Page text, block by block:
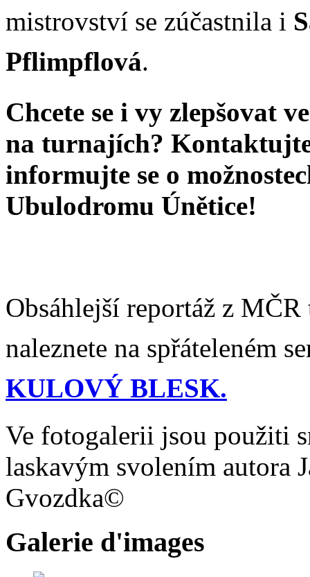
mistrovství se zúčastnila i
Pflimpflová.
Chcete se i vy zlepšovat
na turnajích?
informujte se o
Ubulodromu Únětice!
Obsáhlejší reportáž z
naleznete na spřáteleném
KULOVÝ BLESK.
Ve fotogalerii jsou použiti
laskavým svolením autora
Gvozdka©
Galerie d'images